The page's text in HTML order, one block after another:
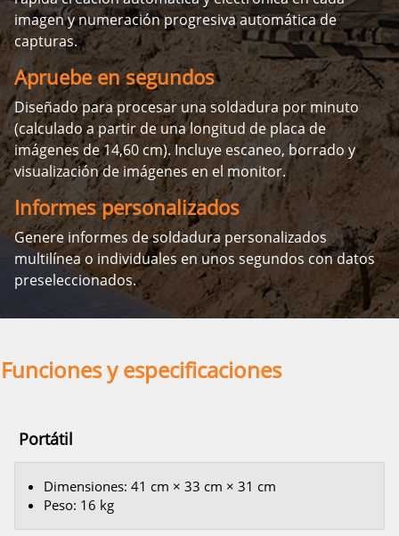
imagen y numeración progresiva automática de
capturas.
Apruebe en segundos
Diseñado para procesar una soldadura por minuto
(calculado a partir de una longitud de placa de
imágenes de 14,60 cm). Incluye escaneo, borrado y
visualización de imágenes en el monitor.
Informes personalizados
Genere informes de soldadura personalizados
multilínea o individuales en unos segundos con datos
preseleccionados.
Funciones y especificaciones
Portátil
Dimensiones: 41 cm × 33 cm × 31 cm
Peso: 16 kg